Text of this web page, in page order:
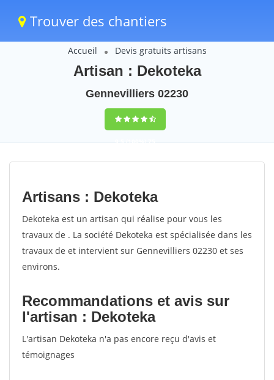
Trouver des chantiers
Accueil Devis gratuits artisans
Artisan : Dekoteka
Gennevilliers 02230
9,5(100%)75
votes
Artisans : Dekoteka
Dekoteka est un artisan qui réalise pour vous les
travaux de . La société Dekoteka est spécialisée dans les
travaux de et intervient sur Gennevilliers 02230 et ses
environs.
Recommandations et avis sur
l'artisan : Dekoteka
L'artisan Dekoteka n'a pas encore reçu d'avis et
témoignages